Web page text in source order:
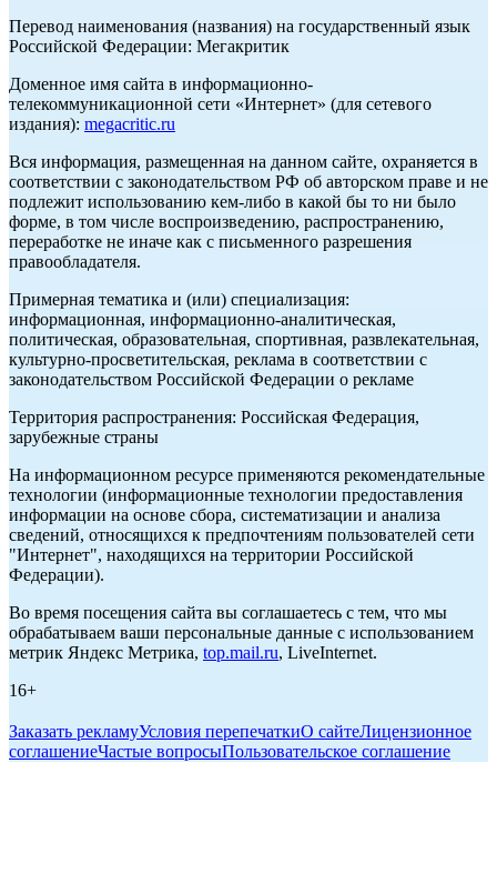
Перевод наименования (названия) на государственный язык
Российской Федерации: Мегакритик
Доменное имя сайта в информационно-
телекоммуникационной сети «Интернет» (для сетевого
издания): megacritic.ru
Вся информация, размещенная на данном сайте, охраняется в
соответствии с законодательством РФ об авторском праве и не
подлежит использованию кем-либо в какой бы то ни было
форме, в том числе воспроизведению, распространению,
переработке не иначе как с письменного разрешения
правообладателя.
Примерная тематика и (или) специализация:
информационная, информационно-аналитическая,
политическая, образовательная, спортивная, развлекательная,
культурно-просветительская, реклама в соответствии с
законодательством Российской Федерации о рекламе
Территория распространения: Российская Федерация,
зарубежные страны
На информационном ресурсе применяются рекомендательные
технологии (информационные технологии предоставления
информации на основе сбора, систематизации и анализа
сведений, относящихся к предпочтениям пользователей сети
"Интернет", находящихся на территории Российской
Федерации).
Во время посещения сайта вы соглашаетесь с тем, что мы
обрабатываем ваши персональные данные с использованием
метрик Яндекс Метрика, top.mail.ru, LiveInternet.
16+
Заказать рекламуУсловия перепечаткиО сайтеЛицензионное
соглашениеЧастые вопросыПользовательское соглашение